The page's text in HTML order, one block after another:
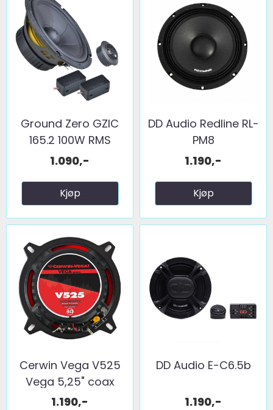
Ground Zero GZIC
165.2 100W RMS
1.090,-
Kjøp
DD Audio Redline RL-
PM8
1.190,-
Kjøp
Cerwin Vega V525
Vega 5,25" coax
2025 ...
1.190,-
DD Audio E-C6.5b
1.190,-